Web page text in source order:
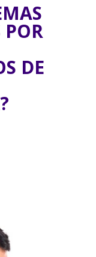
POR
DE